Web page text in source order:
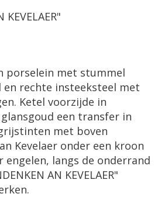
KEVELAER"
porselein met stummel
en rechte insteeksteel met
. Ketel voorzijde in
glansgoud een transfer in
met boven
Kevelaer onder een kroon
engelen, langs de onderrand
AN KEVELAER"
.